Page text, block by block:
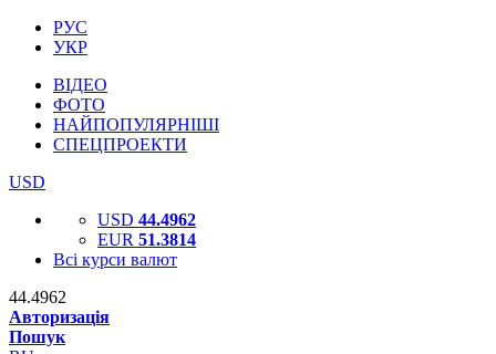
РУС
УКР
ВІДЕО
ФОТО
НАЙПОПУЛЯРНІШІ
СПЕЦПРОЕКТИ
USD
USD 44.4962
EUR 51.3814
Всі курси валют
44.4962
Авторизація
Пошук